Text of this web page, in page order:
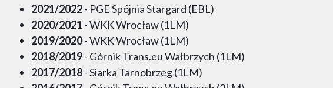
2021/2022- PGE Spójnia Stargard (EBL)
2020/2021 - WKK Wrocław (1LM)
2019/2020- WKK Wrocław (1LM)
2018/2019- Górnik Trans.eu Wałbrzych (1LM)
2017/2018- Siarka Tarnobrzeg (1LM)